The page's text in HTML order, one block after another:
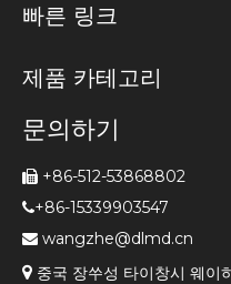
빠른 링크
제품 카테고리
문의하기
 +86-512-53868802
+86-15339903547
 wangzhe@dlmd.cn
 중국 장쑤성 타이창시 웨이